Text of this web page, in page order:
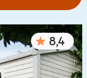
8,4